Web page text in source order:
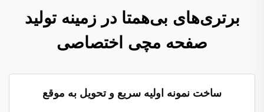
برتری‌های بی‌همتا در زمینه تولید
صفحه مچی اختصاصی
ساخت نمونه اولیه سریع و تحویل به موقع